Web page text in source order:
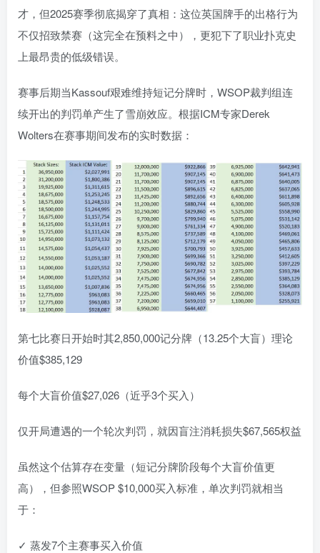
才，但2025赛季彻底揭穿了真相：这位英国牌手的出格行为
不仅招致禁赛（这完全在预料之中），更犯下了职业扑克史
上最昂贵的低级错误。
赛事后期当Kassouf艰难维持短记分牌时，WSOP裁判组连
续开出的判罚单产生了雪崩效应。根据ICM专家Derek
Wolters在赛事期间发布的实时数据：
第七比赛日开始时其2,850,000记分牌（13.25个大盲）理论
价值$385,129
每个大盲价值$27,026（近乎3个买入）
仅开局遭遇的一个轮次判罚，就因盲注消耗损失$67,565权益
虽然这个估算存在变量（短记分牌阶段每个大盲价值更
高），但参照WSOP $10,000买入标准，单次判罚就相当
于：
✓ 蒸发7个主赛事买入价值